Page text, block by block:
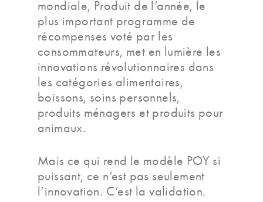
mondiale, Produit de l’année, le
plus important programme de
récompenses voté par les
consommateurs, met en lumière les
innovations révolutionnaires dans
les catégories alimentaires,
boissons, soins personnels,
produits ménagers et produits pour
animaux.
Mais ce qui rend le modèle POY si
puissant, ce n’est pas seulement
l’innovation. C’est la validation.